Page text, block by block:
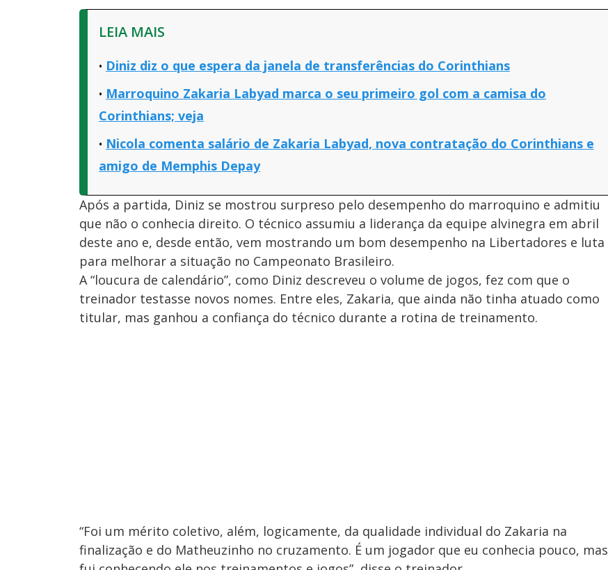
LEIA MAIS
Diniz diz o que espera da janela de transferências do Corinthians
Marroquino Zakaria Labyad marca o seu primeiro gol com a camisa do
Corinthians; veja
Nicola comenta salário de Zakaria Labyad, nova contratação do Corinthians e
amigo de Memphis Depay
Após a partida, Diniz se mostrou surpreso pelo desempenho do marroquino e admitiu
que não o conhecia direito. O técnico assumiu a liderança da equipe alvinegra em abril
deste ano e, desde então, vem mostrando um bom desempenho na Libertadores e luta
para melhorar a situação no Campeonato Brasileiro.
A “loucura de calendário”, como Diniz descreveu o volume de jogos, fez com que o
treinador testasse novos nomes. Entre eles, Zakaria, que ainda não tinha atuado como
titular, mas ganhou a confiança do técnico durante a rotina de treinamento.
“Foi um mérito coletivo, além, logicamente, da qualidade individual do Zakaria na
finalização e do Matheuzinho no cruzamento. É um jogador que eu conhecia pouco, mas